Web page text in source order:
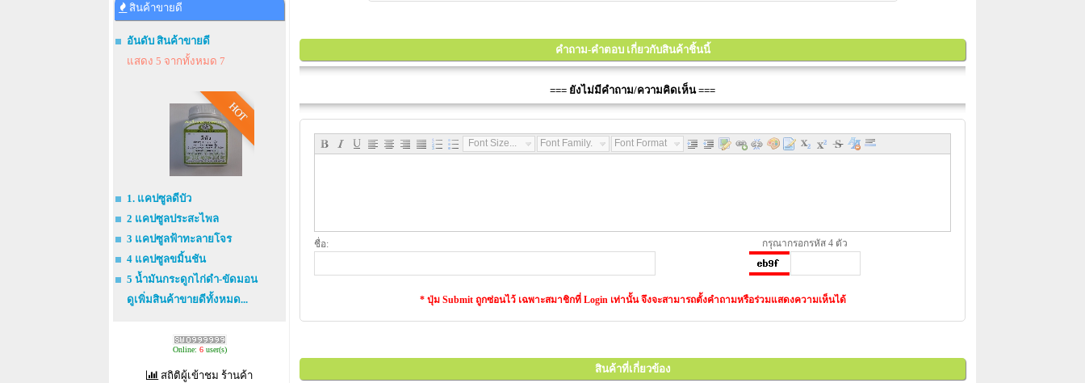
สินค้าขายดี
อันดับ สินค้าขายดี
แสดง 5 จากทั้งหมด 7
HOT
1. แคปซูลดีบัว
2 แคปซูลประสะไพล
3 แคปซูลฟ้าทะลายโจร
4 แคปซูลขมิ้นชัน
5 น้ำมันกระดูกไก่ดำ-ขัดมอน
ดูเพิ่มสินค้าขายดีทั้งหมด...
Online: 6user(s)
สถิติผู้เข้าชม ร้านค้า
คำถาม-คำตอบ เกี่ยวกับสินค้าชิ้นนี้
=== ยังไม่มีคำถาม/ความคิดเห็น ===
Font Size... Font Family... Font Format...
ชื่อ: กรุณากรอกรหัส 4 ตัว
* ปุ่ม Submit ถูกซ่อนไว้ เฉพาะสมาชิกที่ Login เท่านั้น จึงจะสามารถตั้งคำถามหรือร่วมแสดงความเห็นได้
สินค้าที่เกี่ยวข้อง